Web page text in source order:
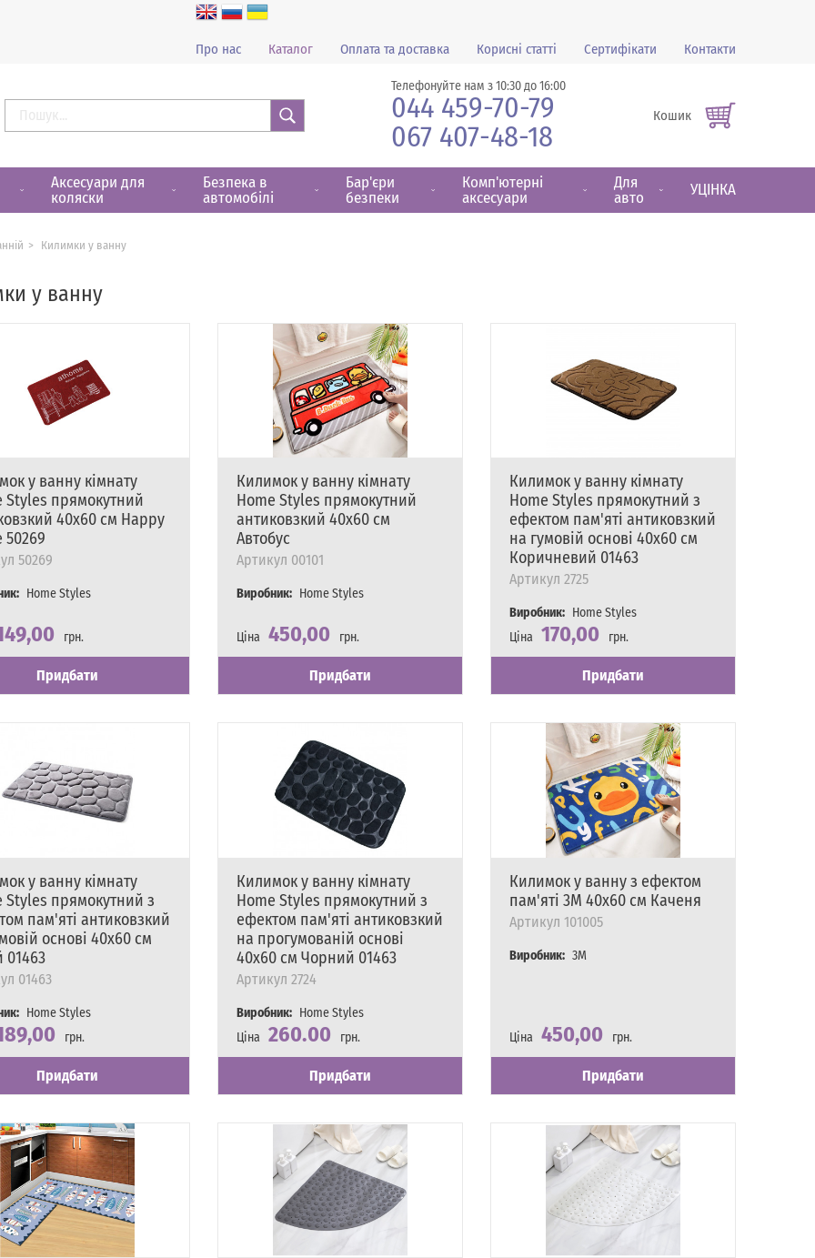
Про нас Каталог Оплата та доставка Корисні статті Сертифікати Контакти
Телефонуйте нам з 10:30 до 16:00
044 459-70-79
067 407-48-18
Кошик
Аксесуари для
коляски
Безпека в
автомобілі
Бар'єри
безпеки
Комп'ютерні
аксесуари
Для
авто
УЦІНКА
Килимки у ванну
у ванну
у ванну кімнату
Styles прямокутний
40х60 см Happy
50269
50269
Home Styles
грн.
Придбати
Килимок у ванну кімнату
Home Styles прямокутний
антиковзкий 40х60 см
Автобус
Артикул 00101
Виробник: Home Styles
Ціна 450,00
грн.
Наявність
Є в наявності
Придбати
Килимок у ванну кімнату
Home Styles прямокутний з
ефектом пам'яті антиковзкий
на гумовій основі 40х60 см
Коричневий 01463
Артикул 2725
Виробник: Home Styles
Ціна 170,00
грн.
Наявність
Є в наявності
Придбати
у ванну кімнату
Styles прямокутний з
пам'яті антиковзкий
основі 40х60 см
01463
01463
Home Styles
грн.
Придбати
Килимок у ванну кімнату
Home Styles прямокутний з
ефектом пам'яті антиковзкий
на прогумованій основі
40х60 см Чорний 01463
Артикул 2724
Виробник: Home Styles
Ціна 260.00
грн.
Наявність
Є в наявності
Придбати
Килимок у ванну з ефектом
пам'яті 3M 40х60 см Каченя
Артикул 101005
Виробник: 3M
Ціна 450,00
грн.
Наявність
Є в наявності
Придбати